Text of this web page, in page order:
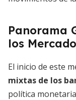
Panorama
los
El inicio de este
mixtas de los
política